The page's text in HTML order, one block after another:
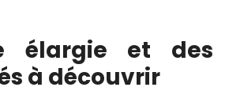
élargie et des
à découvrir